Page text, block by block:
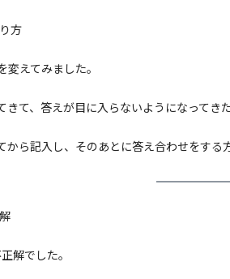
方
えてみました。
きて、答えが目に入らないようになってきた
から記入し、そのあとに答え合わせをする
解でした。